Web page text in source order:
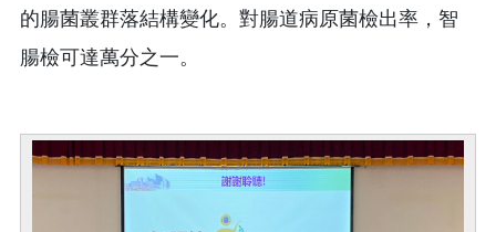
的腸菌叢群落結構變化。對腸道病原菌檢出率，智
腸檢可達萬分之一。